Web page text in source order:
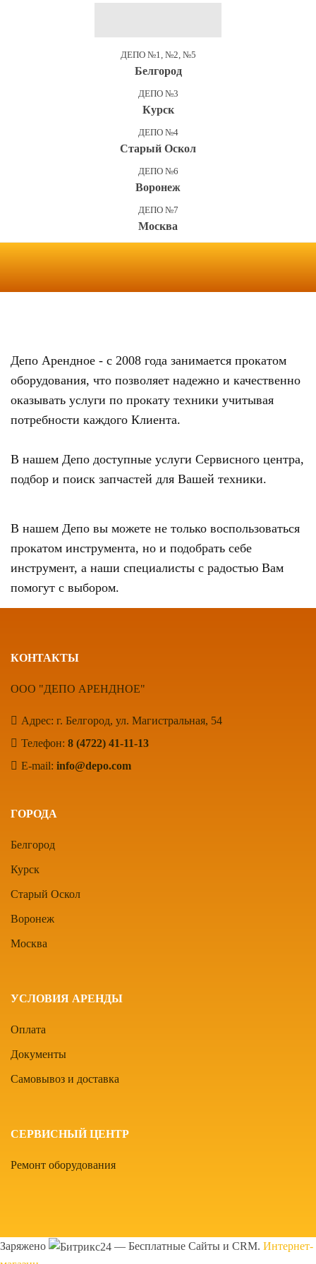
ДЕПО №1, №2, №5
Белгород
ДЕПО №3
Курск
ДЕПО №4
Старый Оскол
ДЕПО №6
Воронеж
ДЕПО №7
Москва
Депо Арендное - с 2008 года занимается прокатом
оборудования, что позволяет надежно и качественно
оказывать услуги по прокату техники учитывая
потребности каждого Клиента.
В нашем Депо доступные услуги Сервисного центра,
подбор и поиск запчастей для Вашей техники.
В нашем Депо вы можете не только воспользоваться
прокатом инструмента, но и подобрать себе
инструмент, а наши специалисты с радостью Вам
помогут с выбором.
КОНТАКТЫ
ООО "ДЕПО АРЕНДНОЕ"
Адрес: г. Белгород, ул. Магистральная, 54
Телефон: 8 (4722) 41-11-13
E-mail: info@depo.com
ГОРОДА
Белгород
Курск
Старый Оскол
Воронеж
Москва
УСЛОВИЯ АРЕНДЫ
Оплата
Документы
Самовывоз и доставка
СЕРВИСНЫЙ ЦЕНТР
Ремонт оборудования
Заряжено — Бесплатные Сайты и CRM. Интернет-